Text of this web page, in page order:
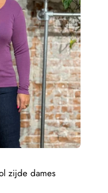
zijde dames